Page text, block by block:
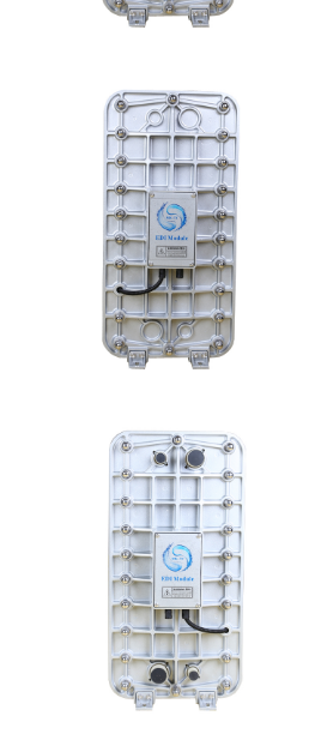
MK-TC100 EDI超纯水
处理设备
MK-TC100 EDI超纯水
处理设备